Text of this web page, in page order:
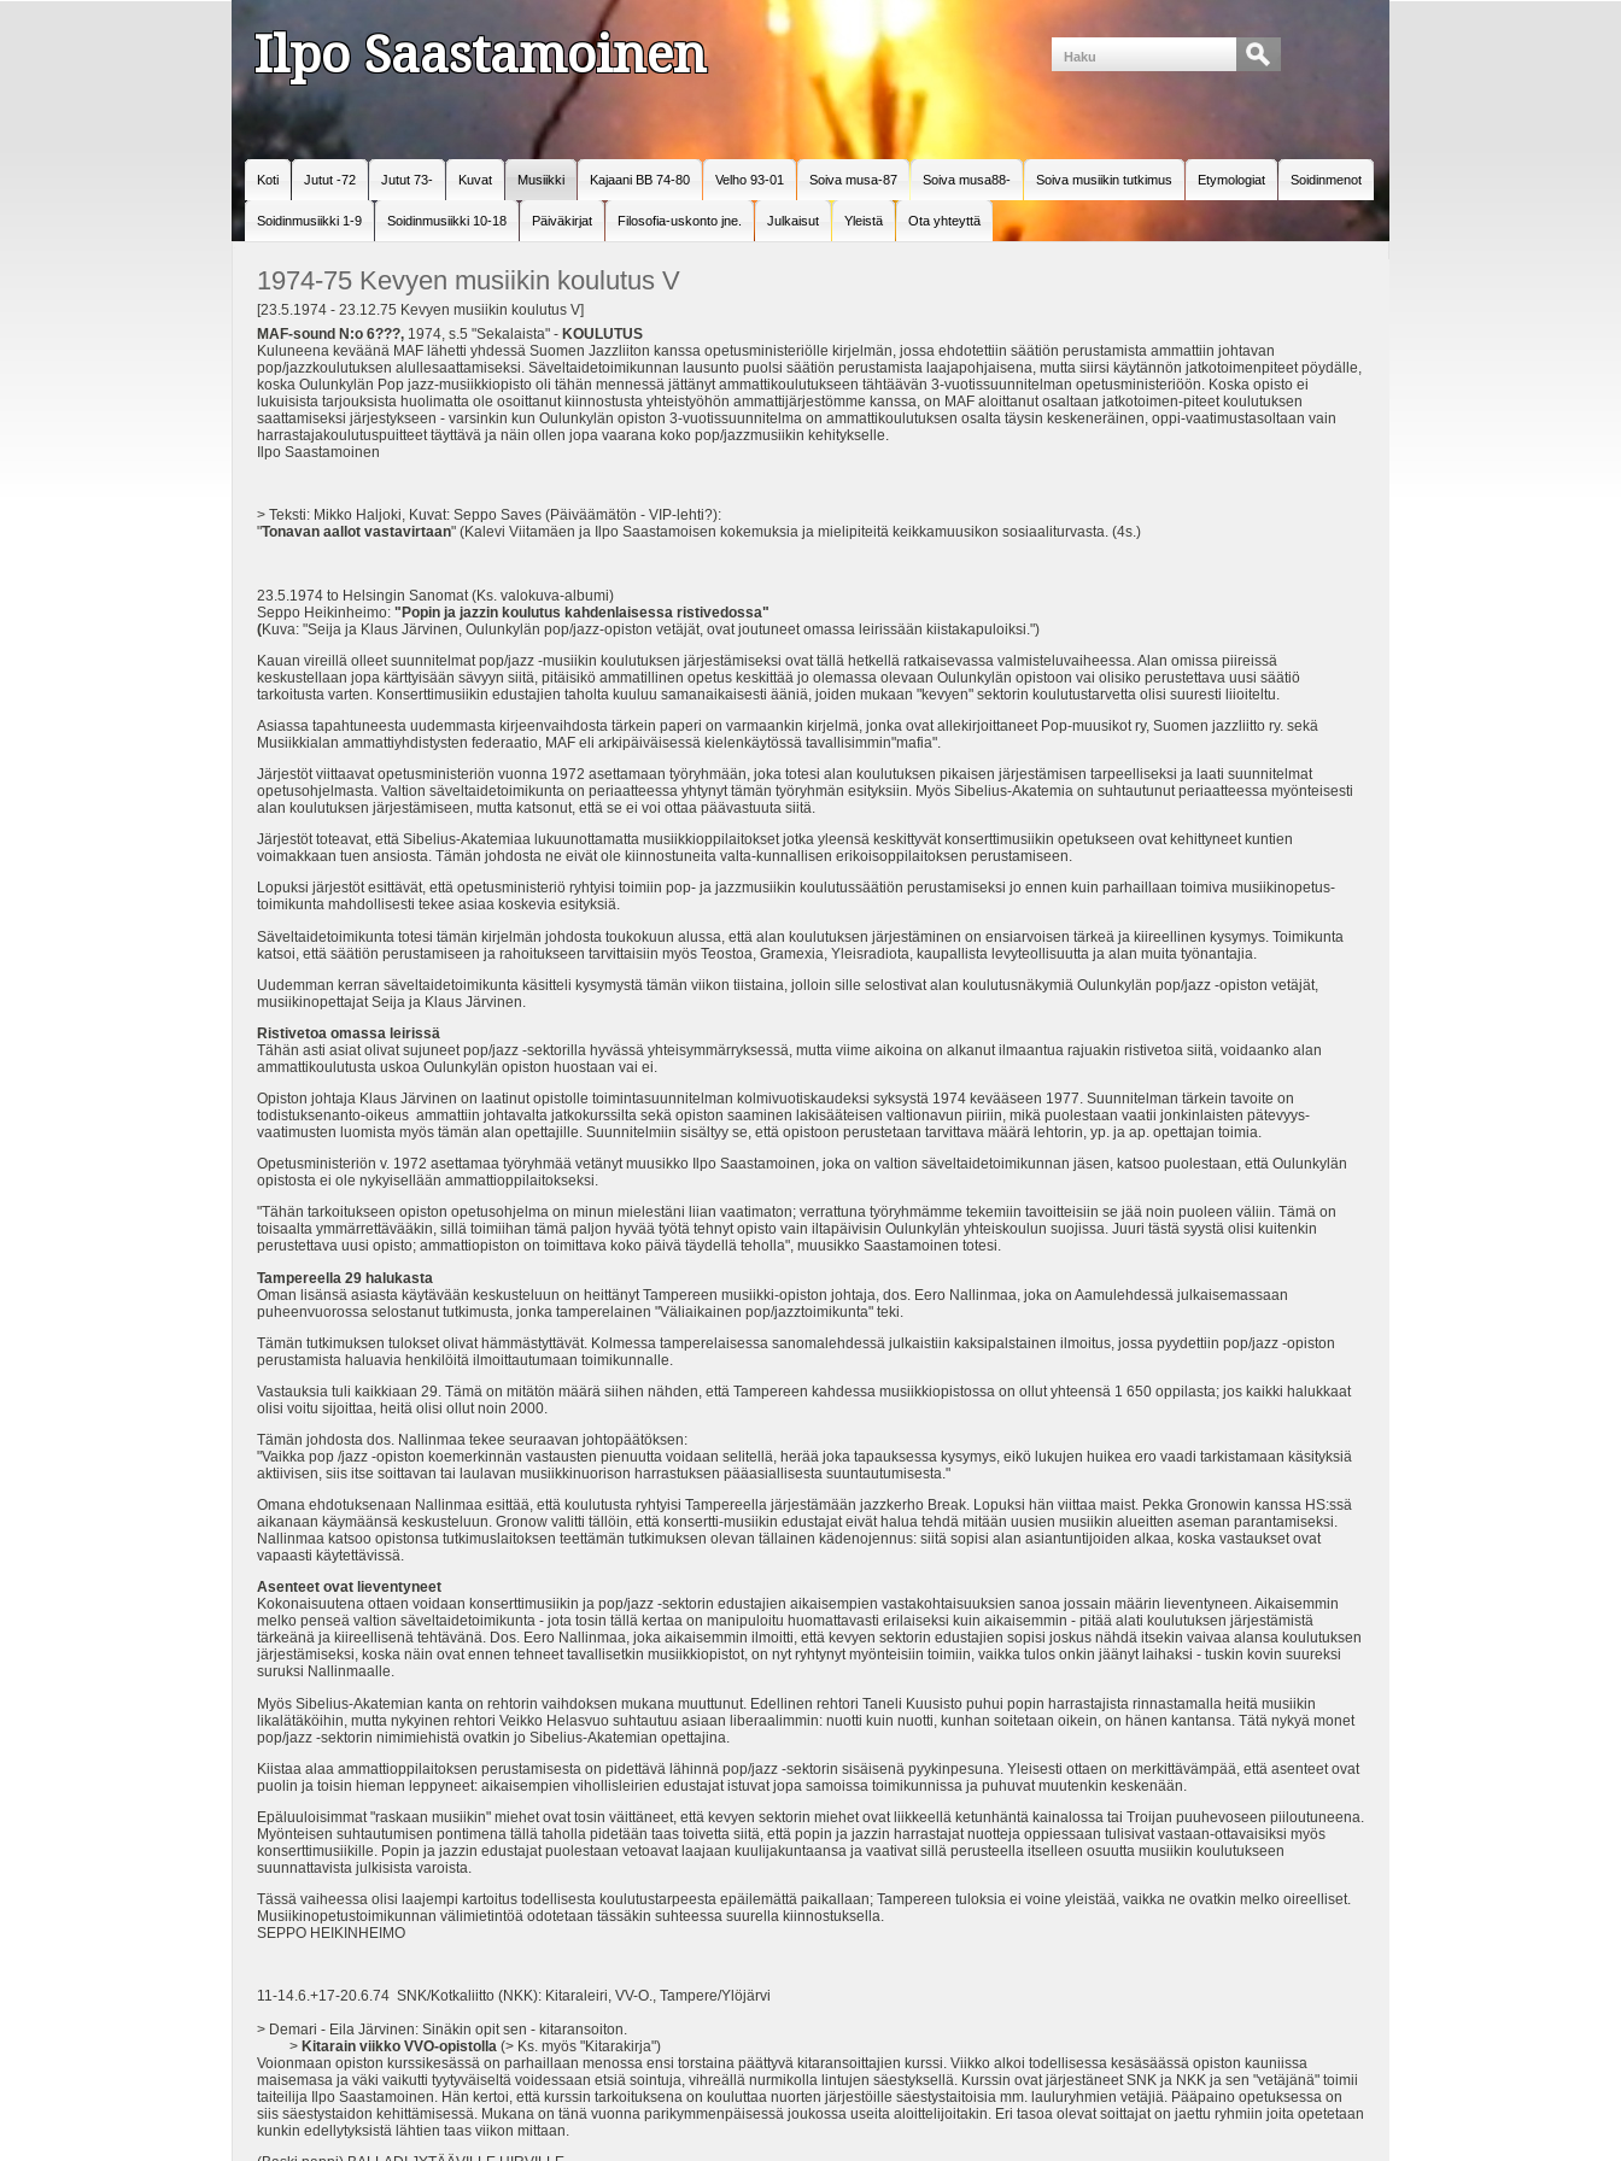
Ilpo Saastamoinen
Koti Jutut -72 Jutut 73- Kuvat Musiikki Kajaani BB 74-80 Velho 93-01 Soiva musa-87 Soiva musa88- Soiva musiikin tutkimus Etymologiat Soidinmenot
Soidinmusiikki 1-9 Soidinmusiikki 10-18 Päiväkirjat Filosofia-uskonto jne. Julkaisut Yleistä Ota yhteyttä
1974-75 Kevyen musiikin koulutus V
[23.5.1974 - 23.12.75 Kevyen musiikin koulutus V]
MAF-sound N:o 6???, 1974, s.5 "Sekalaista" - KOULUTUS
Kuluneena keväänä MAF lähetti yhdessä Suomen Jazzliiton kanssa opetusministeriölle kirjelmän, jossa ehdotettiin säätiön perustamista ammattiin johtavan
pop/jazzkoulutuksen alullesaattamiseksi. Säveltaidetoimikunnan lausunto puolsi säätiön perustamista laajapohjaisena, mutta siirsi käytännön jatkotoimenpiteet pöydälle,
koska Oulunkylän Pop jazz-musiikkiopisto oli tähän mennessä jättänyt ammattikoulutukseen tähtäävän 3-vuotissuunnitelman opetusministeriöön. Koska opisto ei
lukuisista tarjouksista huolimatta ole osoittanut kiinnostusta yhteistyöhön ammattijärjestömme kanssa, on MAF aloittanut osaltaan jatkotoimen-piteet koulutuksen
saattamiseksi järjestykseen - varsinkin kun Oulunkylän opiston 3-vuotissuunnitelma on ammattikoulutuksen osalta täysin keskeneräinen, oppi-vaatimustasoltaan vain
harrastajakoulutuspuitteet täyttävä ja näin ollen jopa vaarana koko pop/jazzmusiikin kehitykselle.
Ilpo Saastamoinen
> Teksti: Mikko Haljoki, Kuvat: Seppo Saves (Päiväämätön - VIP-lehti?):
"Tonavan aallot vastavirtaan" (Kalevi Viitamäen ja Ilpo Saastamoisen kokemuksia ja mielipiteitä keikkamuusikon sosiaaliturvasta. (4s.)
23.5.1974 to Helsingin Sanomat (Ks. valokuva-albumi)
Seppo Heikinheimo: "Popin ja jazzin koulutus kahdenlaisessa ristivedossa"
(Kuva: "Seija ja Klaus Järvinen, Oulunkylän pop/jazz-opiston vetäjät, ovat joutuneet omassa leirissään kiistakapuloiksi.")
Kauan vireillä olleet suunnitelmat pop/jazz -musiikin koulutuksen järjestämiseksi ovat tällä hetkellä ratkaisevassa valmisteluvaiheessa. Alan omissa piireissä
keskustellaan jopa kärttyisään sävyyn siitä, pitäisikö ammatillinen opetus keskittää jo olemassa olevaan Oulunkylän opistoon vai olisiko perustettava uusi säätiö
tarkoitusta varten. Konserttimusiikin edustajien taholta kuuluu samanaikaisesti ääniä, joiden mukaan "kevyen" sektorin koulutustarvetta olisi suuresti liioiteltu.
Asiassa tapahtuneesta uudemmasta kirjeenvaihdosta tärkein paperi on varmaankin kirjelmä, jonka ovat allekirjoittaneet Pop-muusikot ry, Suomen jazzliitto ry. sekä
Musiikkialan ammattiyhdistysten federaatio, MAF eli arkipäiväisessä kielenkäytössä tavallisimmin"mafia".
Järjestöt viittaavat opetusministeriön vuonna 1972 asettamaan työryhmään, joka totesi alan koulutuksen pikaisen järjestämisen tarpeelliseksi ja laati suunnitelmat
opetusohjelmasta. Valtion säveltaidetoimikunta on periaatteessa yhtynyt tämän työryhmän esityksiin. Myös Sibelius-Akatemia on suhtautunut periaatteessa myönteisesti
alan koulutuksen järjestämiseen, mutta katsonut, että se ei voi ottaa päävastuuta siitä.
Järjestöt toteavat, että Sibelius-Akatemiaa lukuunottamatta musiikkioppilaitokset jotka yleensä keskittyvät konserttimusiikin opetukseen ovat kehittyneet kuntien
voimakkaan tuen ansiosta. Tämän johdosta ne eivät ole kiinnostuneita valta-kunnallisen erikoisoppilaitoksen perustamiseen.
Lopuksi järjestöt esittävät, että opetusministeriö ryhtyisi toimiin pop- ja jazzmusiikin koulutussäätiön perustamiseksi jo ennen kuin parhaillaan toimiva musiikinopetus-
toimikunta mahdollisesti tekee asiaa koskevia esityksiä.
Säveltaidetoimikunta totesi tämän kirjelmän johdosta toukokuun alussa, että alan koulutuksen järjestäminen on ensiarvoisen tärkeä ja kiireellinen kysymys. Toimikunta
katsoi, että säätiön perustamiseen ja rahoitukseen tarvittaisiin myös Teostoa, Gramexia, Yleisradiota, kaupallista levyteollisuutta ja alan muita työnantajia.
Uudemman kerran säveltaidetoimikunta käsitteli kysymystä tämän viikon tiistaina, jolloin sille selostivat alan koulutusnäkymiä Oulunkylän pop/jazz -opiston vetäjät,
musiikinopettajat Seija ja Klaus Järvinen.
Ristivetoa omassa leirissä
Tähän asti asiat olivat sujuneet pop/jazz -sektorilla hyvässä yhteisymmärryksessä, mutta viime aikoina on alkanut ilmaantua rajuakin ristivetoa siitä, voidaanko alan
ammattikoulutusta uskoa Oulunkylän opiston huostaan vai ei.
Opiston johtaja Klaus Järvinen on laatinut opistolle toimintasuunnitelman kolmivuotiskaudeksi syksystä 1974 kevääseen 1977. Suunnitelman tärkein tavoite on
todistuksenanto-oikeus ammattiin johtavalta jatkokurssilta sekä opiston saaminen lakisääteisen valtionavun piiriin, mikä puolestaan vaatii jonkinlaisten pätevyys-
vaatimusten luomista myös tämän alan opettajille. Suunnitelmiin sisältyy se, että opistoon perustetaan tarvittava määrä lehtorin, yp. ja ap. opettajan toimia.
Opetusministeriön v. 1972 asettamaa työryhmää vetänyt muusikko Ilpo Saastamoinen, joka on valtion säveltaidetoimikunnan jäsen, katsoo puolestaan, että Oulunkylän
opistosta ei ole nykyisellään ammattioppilaitokseksi.
"Tähän tarkoitukseen opiston opetusohjelma on minun mielestäni liian vaatimaton; verrattuna työryhmämme tekemiin tavoitteisiin se jää noin puoleen väliin. Tämä on
toisaalta ymmärrettävääkin, sillä toimiihan tämä paljon hyvää työtä tehnyt opisto vain iltapäivisin Oulunkylän yhteiskoulun suojissa. Juuri tästä syystä olisi kuitenkin
perustettava uusi opisto; ammattiopiston on toimittava koko päivä täydellä teholla", muusikko Saastamoinen totesi.
Tampereella 29 halukasta
Oman lisänsä asiasta käytävään keskusteluun on heittänyt Tampereen musiikki-opiston johtaja, dos. Eero Nallinmaa, joka on Aamulehdessä julkaisemassaan
puheenvuorossa selostanut tutkimusta, jonka tamperelainen "Väliaikainen pop/jazztoimikunta" teki.
Tämän tutkimuksen tulokset olivat hämmästyttävät. Kolmessa tamperelaisessa sanomalehdessä julkaistiin kaksipalstainen ilmoitus, jossa pyydettiin pop/jazz -opiston
perustamista haluavia henkilöitä ilmoittautumaan toimikunnalle.
Vastauksia tuli kaikkiaan 29. Tämä on mitätön määrä siihen nähden, että Tampereen kahdessa musiikkiopistossa on ollut yhteensä 1 650 oppilasta; jos kaikki halukkaat
olisi voitu sijoittaa, heitä olisi ollut noin 2000.
Tämän johdosta dos. Nallinmaa tekee seuraavan johtopäätöksen:
"Vaikka pop /jazz -opiston koemerkinnän vastausten pienuutta voidaan selitellä, herää joka tapauksessa kysymys, eikö lukujen huikea ero vaadi tarkistamaan käsityksiä
aktiivisen, siis itse soittavan tai laulavan musiikkinuorison harrastuksen pääasiallisesta suuntautumisesta."
Omana ehdotuksenaan Nallinmaa esittää, että koulutusta ryhtyisi Tampereella järjestämään jazzkerho Break. Lopuksi hän viittaa maist. Pekka Gronowin kanssa HS:ssä
aikanaan käymäänsä keskusteluun. Gronow valitti tällöin, että konsertti-musiikin edustajat eivät halua tehdä mitään uusien musiikin alueitten aseman parantamiseksi.
Nallinmaa katsoo opistonsa tutkimuslaitoksen teettämän tutkimuksen olevan tällainen kädenojennus: siitä sopisi alan asiantuntijoiden alkaa, koska vastaukset ovat
vapaasti käytettävissä.
Asenteet ovat lieventyneet
Kokonaisuutena ottaen voidaan konserttimusiikin ja pop/jazz -sektorin edustajien aikaisempien vastakohtaisuuksien sanoa jossain määrin lieventyneen. Aikaisemmin
melko penseä valtion säveltaidetoimikunta - jota tosin tällä kertaa on manipuloitu huomattavasti erilaiseksi kuin aikaisemmin - pitää alati koulutuksen järjestämistä
tärkeänä ja kiireellisenä tehtävänä. Dos. Eero Nallinmaa, joka aikaisemmin ilmoitti, että kevyen sektorin edustajien sopisi joskus nähdä itsekin vaivaa alansa koulutuksen
järjestämiseksi, koska näin ovat ennen tehneet tavallisetkin musiikkiopistot, on nyt ryhtynyt myönteisiin toimiin, vaikka tulos onkin jäänyt laihaksi - tuskin kovin suureksi
suruksi Nallinmaalle.
Myös Sibelius-Akatemian kanta on rehtorin vaihdoksen mukana muuttunut. Edellinen rehtori Taneli Kuusisto puhui popin harrastajista rinnastamalla heitä musiikin
likalätäköihin, mutta nykyinen rehtori Veikko Helasvuo suhtautuu asiaan liberaalimmin: nuotti kuin nuotti, kunhan soitetaan oikein, on hänen kantansa. Tätä nykyä monet
pop/jazz -sektorin nimimiehistä ovatkin jo Sibelius-Akatemian opettajina.
Kiistaa alaa ammattioppilaitoksen perustamisesta on pidettävä lähinnä pop/jazz -sektorin sisäisenä pyykinpesuna. Yleisesti ottaen on merkittävämpää, että asenteet ovat
puolin ja toisin hieman leppyneet: aikaisempien vihollisleirien edustajat istuvat jopa samoissa toimikunnissa ja puhuvat muutenkin keskenään.
Epäluuloisimmat "raskaan musiikin" miehet ovat tosin väittäneet, että kevyen sektorin miehet ovat liikkeellä ketunhäntä kainalossa tai Troijan puuhevoseen piiloutuneena.
Myönteisen suhtautumisen pontimena tällä taholla pidetään taas toivetta siitä, että popin ja jazzin harrastajat nuotteja oppiessaan tulisivat vastaan-ottavaisiksi myös
konserttimusiikille. Popin ja jazzin edustajat puolestaan vetoavat laajaan kuulijakuntaansa ja vaativat sillä perusteella itselleen osuutta musiikin koulutukseen
suunnattavista julkisista varoista.
Tässä vaiheessa olisi laajempi kartoitus todellisesta koulutustarpeesta epäilemättä paikallaan; Tampereen tuloksia ei voine yleistää, vaikka ne ovatkin melko oireelliset.
Musiikinopetustoimikunnan välimietintöä odotetaan tässäkin suhteessa suurella kiinnostuksella.
SEPPO HEIKINHEIMO
11-14.6.+17-20.6.74 SNK/Kotkaliitto (NKK): Kitaraleiri, VV-O., Tampere/Ylöjärvi
> Demari - Eila Järvinen: Sinäkin opit sen - kitaransoiton.
> Kitarain viikko VVO-opistolla (> Ks. myös "Kitarakirja")
Voionmaan opiston kurssikesässä on parhaillaan menossa ensi torstaina päättyvä kitaransoittajien kurssi. Viikko alkoi todellisessa kesäsäässä opiston kauniissa
maisemasa ja väki vaikutti tyytyväiseltä voidessaan etsiä sointuja, vihreällä nurmikolla lintujen säestyksellä. Kurssin ovat järjestäneet SNK ja NKK ja sen "vetäjänä" toimii
taiteilija Ilpo Saastamoinen. Hän kertoi, että kurssin tarkoituksena on kouluttaa nuorten järjestöille säestystaitoisia mm. lauluryhmien vetäjiä. Pääpaino opetuksessa on
siis säestystaidon kehittämisessä. Mukana on tänä vuonna parikymmenpäisessä joukossa useita aloittelijoitakin. Eri tasoa olevat soittajat on jaettu ryhmiin joita opetetaan
kunkin edellytyksistä lähtien taas viikon mittaan.